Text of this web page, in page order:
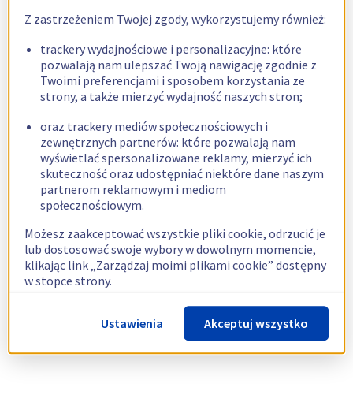
Z zastrzeżeniem Twojej zgody, wykorzystujemy również:
trackery wydajnościowe i personalizacyjne: które
pozwalają nam ulepszać Twoją nawigację zgodnie z
Twoimi preferencjami i sposobem korzystania ze
strony, a także mierzyć wydajność naszych stron;
oraz trackery mediów społecznościowych i
zewnętrznych partnerów: które pozwalają nam
wyświetlać spersonalizowane reklamy, mierzyć ich
skuteczność oraz udostępniać niektóre dane naszym
partnerom reklamowym i mediom
społecznościowym.
Możesz zaakceptować wszystkie pliki cookie, odrzucić je
lub dostosować swoje wybory w dowolnym momencie,
klikając link „Zarządzaj moimi plikami cookie” dostępny
w stopce strony.
Więcej informacji znajdziesz w naszejpolityce
dotyczącej wykorzystywania plików cookie.
Ustawienia Akceptuj wszystko